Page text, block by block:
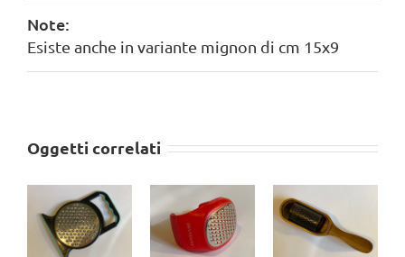
Note:
Esiste anche in variante mignon di cm 15x9
Oggetti correlati